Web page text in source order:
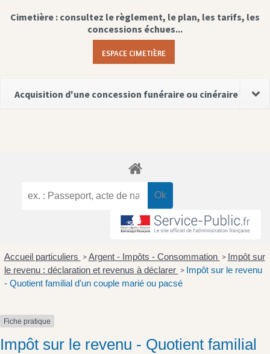
Cimetière : consultez le règlement, le plan, les tarifs, les
concessions échues...
ESPACE CIMETIÈRE
Acquisition d'une concession funéraire ou cinéraire
Accueil particuliers > Argent - Impôts - Consommation > Impôt sur
le revenu : déclaration et revenus à déclarer > Impôt sur le revenu
- Quotient familial d'un couple marié ou pacsé
Fiche pratique
Impôt sur le revenu - Quotient familial